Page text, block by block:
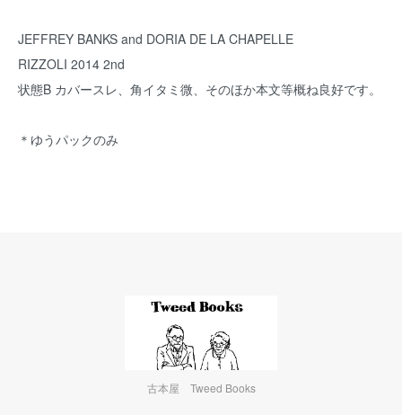
JEFFREY BANKS and DORIA DE LA CHAPELLE
RIZZOLI 2014 2nd
状態B カバースレ、角イタミ微、そのほか本文等概ね良好です。
＊ゆうパックのみ
古本屋 Tweed Books